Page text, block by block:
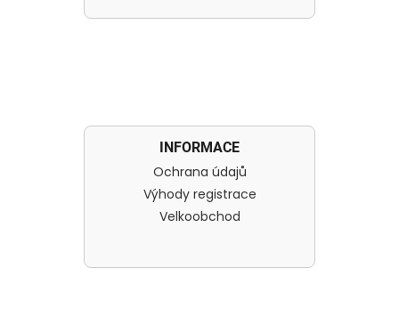
INFORMACE
Ochrana údajů
Výhody registrace
Velkoobchod